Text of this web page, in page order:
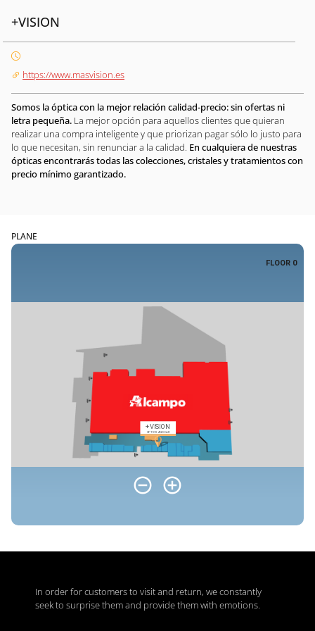
+VISION
https://www.masvision.es
Somos la óptica con la mejor relación calidad-precio: sin ofertas ni
letra pequeña. La mejor opción para aquellos clientes que quieran
realizar una compra inteligente y que priorizan pagar sólo lo justo para
lo que necesitan, sin renunciar a la calidad. En cualquiera de nuestras
ópticas encontrarás todas las colecciones, cristales y tratamientos con
precio mínimo garantizado.
PLANE
In order for customers to visit and return, we constantly
seek to surprise them and provide them with emotions.